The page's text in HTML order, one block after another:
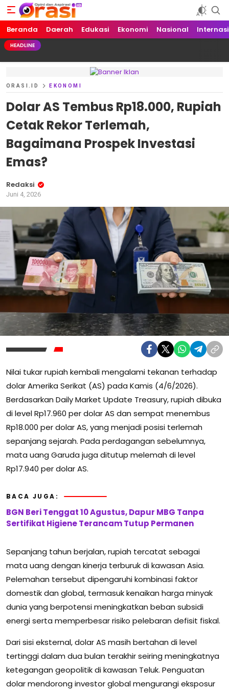
Orasi.ID
Opini dan Aspirasi!
Beranda Daerah Edukasi Ekonomi Nasional
HEADLINE
ORASI.ID EKONOMI
Dolar AS Tembus Rp18.000, Rupiah
Cetak Rekor Terlemah,
Bagaimana Prospek Investasi
Emas?
Redaksi
Juni 4, 2026
Nilai tukar rupiah kembali mengalami tekanan terhadap
dolar Amerika Serikat (AS) pada Kamis (4/6/2026).
Berdasarkan Daily Market Update Treasury, rupiah dibuka
di level Rp17.960 per dolar AS dan sempat menembus
Rp18.000 per dolar AS, yang menjadi posisi terlemah
sepanjang sejarah. Pada perdagangan sebelumnya,
mata uang Garuda juga ditutup melemah di level
Rp17.940 per dolar AS.
BACA JUGA:
BGN Beri Tenggat 10 Agustus, Dapur MBG Tanpa
Sertifikat Higiene Terancam Tutup Permanen
Sepanjang tahun berjalan, rupiah tercatat sebagai
mata uang dengan kinerja terburuk di kawasan Asia.
Pelemahan tersebut dipengaruhi kombinasi faktor
domestik dan global, termasuk kenaikan harga minyak
dunia yang berpotensi meningkatkan beban subsidi
energi serta memperbesar risiko pelebaran defisit fiskal.
Dari sisi eksternal, dolar AS masih bertahan di level
tertinggi dalam dua bulan terakhir seiring meningkatnya
ketegangan geopolitik di kawasan Teluk. Penguatan
dolar mendorong investor global mengurangi eksposur